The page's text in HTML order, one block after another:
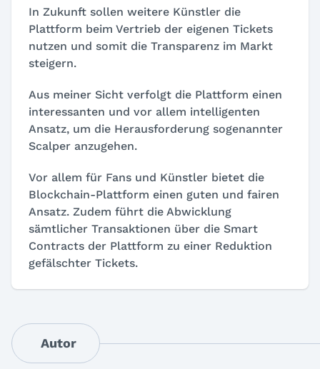
In Zukunft sollen weitere Künstler die
Plattform beim Vertrieb der eigenen Tickets
nutzen und somit die Transparenz im Markt
steigern.
Aus meiner Sicht verfolgt die Plattform einen
interessanten und vor allem intelligenten
Ansatz, um die Herausforderung sogenannter
Scalper anzugehen.
Vor allem für Fans und Künstler bietet die
Blockchain-Plattform einen guten und fairen
Ansatz. Zudem führt die Abwicklung
sämtlicher Transaktionen über die Smart
Contracts der Plattform zu einer Reduktion
gefälschter Tickets.
Autor